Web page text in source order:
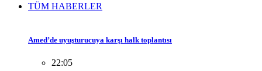
TÜM HABERLER
Amed’de uyuşturucuya karşı halk toplantısı
22:05